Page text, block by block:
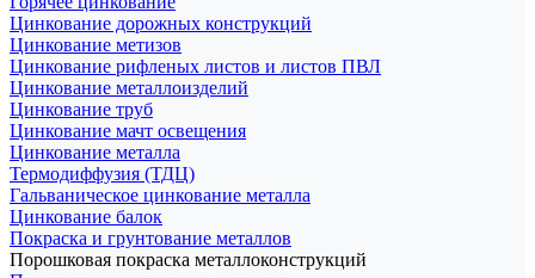
Цинкование дорожных конструкций
Цинкование метизов
Цинкование рифленых листов и листов ПВЛ
Цинкование металлоизделий
Цинкование труб
Цинкование мачт освещения
Цинкование металла
Термодиффузия (ТДЦ)
Гальваническое цинкование металла
Цинкование балок
Покраска и грунтование металлов
Порошковая покраска металлоконструкций